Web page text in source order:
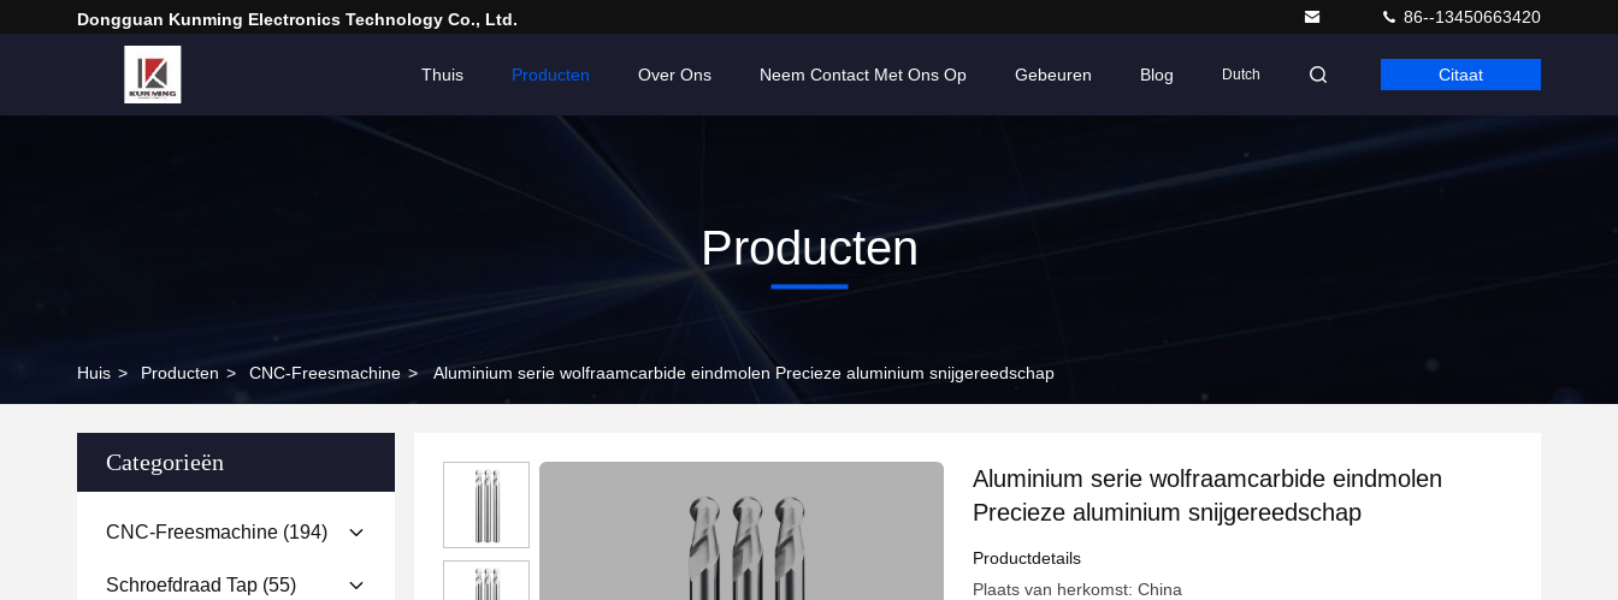
Dongguan Kunming Electronics Technology Co., Ltd. 86--13450663420
Thuis Producten Over Ons Neem Contact Met Ons Op Gebeuren Blog Dutch Citaat
Producten
Huis > Producten > CNC-Freesmachine > Aluminium serie wolfraamcarbide eindmolen Precieze aluminium snijgereedschap
Categorieën
CNC-Freesmachine (194)
Schroefdraad Tap (55)
Aluminium serie wolfraamcarbide eindmolen
Precieze aluminium snijgereedschap
Productdetails
Plaats van herkomst: China